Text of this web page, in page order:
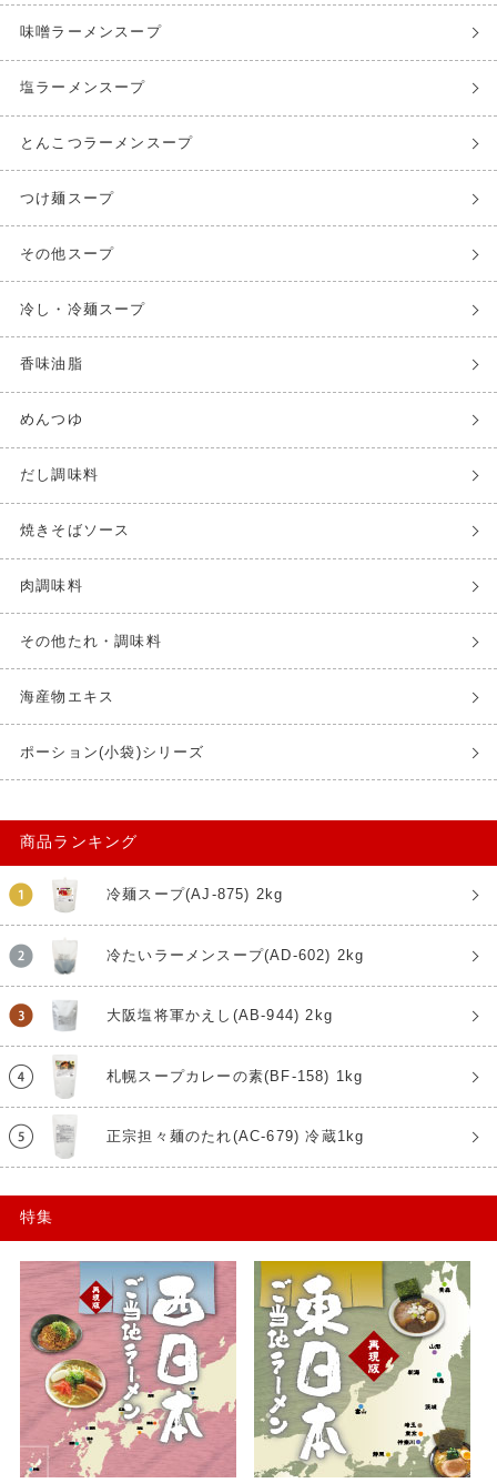
味噌ラーメンスープ
塩ラーメンスープ
とんこつラーメンスープ
つけ麺スープ
その他スープ
冷し・冷麺スープ
香味油脂
めんつゆ
だし調味料
焼きそばソース
肉調味料
その他たれ・調味料
海産物エキス
ポーション(小袋)シリーズ
商品ランキング
冷麺スープ(AJ-875) 2kg
冷たいラーメンスープ(AD-602) 2kg
大阪塩将軍かえし(AB-944) 2kg
札幌スープカレーの素(BF-158) 1kg
正宗担々麺のたれ(AC-679) 冷蔵1kg
特集